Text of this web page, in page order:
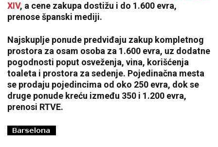
XIV, a cene zakupa dostižu i do 1.600 evra,
prenose španski mediji.
Najskuplje ponude predviđaju zakup kompletnog
prostora za osam osoba za 1.600 evra, uz dodatne
pogodnosti poput osveženja, vina, korišćenja
toaleta i prostora za sedenje. Pojedinačna mesta
se prodaju pojedincima od oko 250 evra, dok se
druge ponude kreću između 350 i 1.200 evra,
prenosi RTVE.